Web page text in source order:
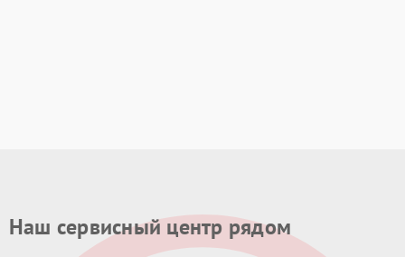
Наш сервисный центр рядом